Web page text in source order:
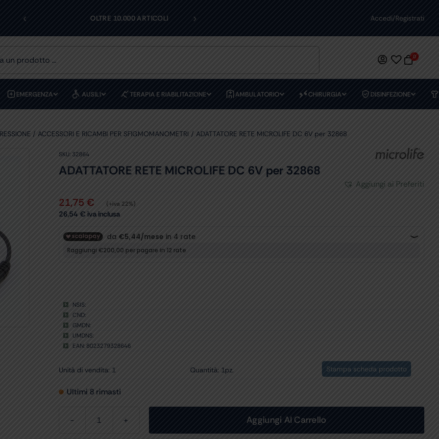
‹ OLTRE 10.000 ARTICOLI PREVENTIVI
› Accedi/Registrati
0
EMERGENZA AUSILI TERAPIA E RIABILITAZIONE AMBULATORIO CHIRURGIA DISINFEZIONE
ACCESSORI E RICAMBI PER SFIGMOMANOMETRI ADATTATORE RETE MICROLIFE DC 6V per 32868
SKU: 32864
ADATTATORE RETE MICROLIFE DC 6V per 32868
Aggiungi ai Preferiti
21,75 € (+iva 22%)
26,54 € iva inclusa
NSIS:
CND:
GMDN:
UMDNS:
EAN: 8023279328646
Unità di vendita: 1 Quantità: 1pz. Stampa scheda prodotto
Ultimi 8 rimasti
ADATTATORE
Aggiungi Al Carrello